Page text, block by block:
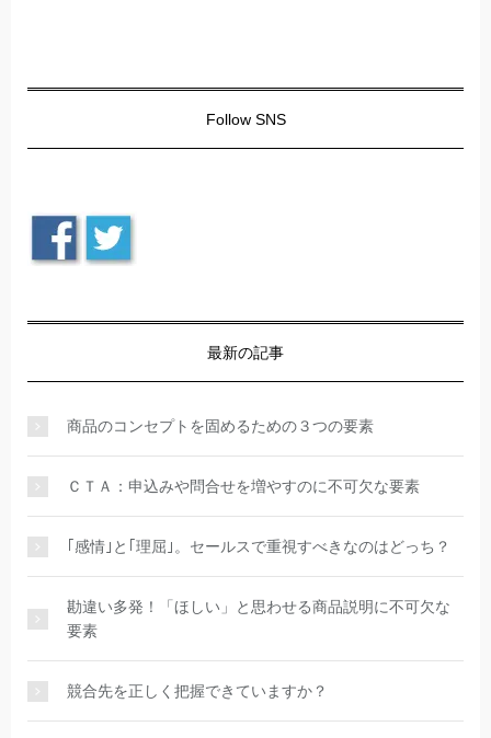
Follow SNS
最新の記事
商品のコンセプトを固めるための３つの要素
ＣＴＡ：申込みや問合せを増やすのに不可欠な要素
｢感情｣と｢理屈｣。セールスで重視すべきなのはどっち？
勘違い多発！「ほしい」と思わせる商品説明に不可欠な
要素
競合先を正しく把握できていますか？